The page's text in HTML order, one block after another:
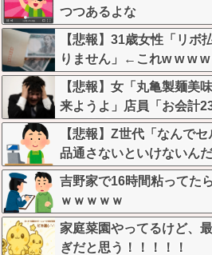
つつあるよな
【悲報】31歳女性「リボ
りません」←これw w w w
【悲報】女「丸亀製麺美
来ようよ」店員「お会計
その後『こう』なったん
な？？？？？？？？
【悲報】Z世代「なんで
品通さないといけないんだ
吉野家で16時間粘ってた
ｗｗｗｗｗ
家庭菜園やってるけど、
ぎだと思う！！！！！